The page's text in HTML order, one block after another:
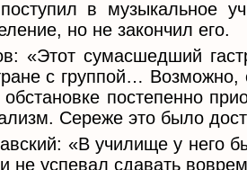
в музыкальное
но не закончил его.
«Этот сумасшедший
с группой…
постепенно
Сереже это было
«В училище у него
не успевал сдавать